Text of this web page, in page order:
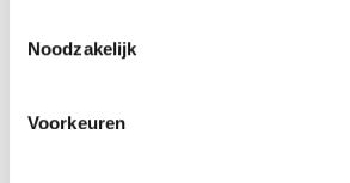
Noodzakelijk
Voorkeuren